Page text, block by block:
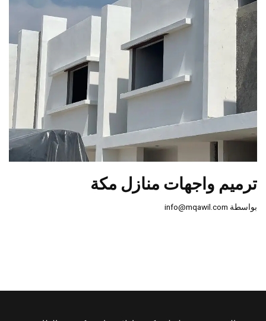
ترميم واجهات منازل مكة
بواسطة info@mqawil.com